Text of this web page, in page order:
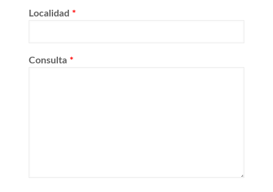
Localidad *
Consulta *